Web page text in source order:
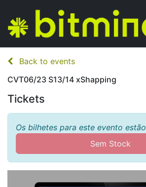
Back to events
CVT06/23 S13/14 xShapping
Tickets
Os bilhetes para este evento estão
Sem Stock